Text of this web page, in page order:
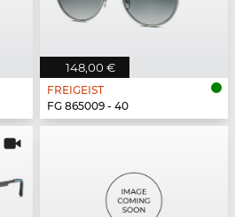
148,00 €
FREIGEIST
FG 865009 - 40